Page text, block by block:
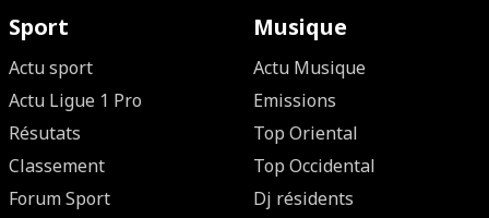
Sport
Actu sport
Actu Ligue 1 Pro
Résutats
Classement
Forum Sport
Musique
Actu Musique
Emissions
Top Oriental
Top Occidental
Dj résidents